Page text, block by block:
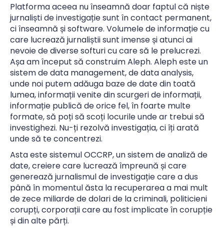
Platforma aceea nu înseamnă doar faptul că niște
jurnaliști de investigație sunt în contact permanent,
ci înseamnă și software. Volumele de informație cu
care lucrează jurnaliștii sunt imense și atunci ai
nevoie de diverse softuri cu care să le prelucrezi.
Așa am început să construim Aleph. Aleph este un
sistem de data management, de data analysis,
unde noi putem adăuga baze de date din toată
lumea, informații venite din scurgeri de informații,
informație publică de orice fel, în foarte multe
formate, să poți să scoți locurile unde ar trebui să
investighezi. Nu-ți rezolvă investigația, ci îți arată
unde să te concentrezi.
Asta este sistemul OCCRP, un sistem de analiză de
date, creiere care lucrează împreună și care
generează jurnalismul de investigație care a dus
până în momentul ăsta la recuperarea a mai mult
de zece miliarde de dolari de la criminali, politicieni
corupți, corporații care au fost implicate în corupție
și din alte părți.